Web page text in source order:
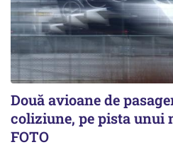
Două avioane de
coliziune, pe pista unui
FOTO